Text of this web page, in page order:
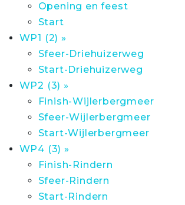
Opening en feest
Start
WP1 (2) »
Sfeer-Driehuizerweg
Start-Driehuizerweg
WP2 (3) »
Finish-Wijlerbergmeer
Sfeer-Wijlerbergmeer
Start-Wijlerbergmeer
WP4 (3) »
Finish-Rindern
Sfeer-Rindern
Start-Rindern